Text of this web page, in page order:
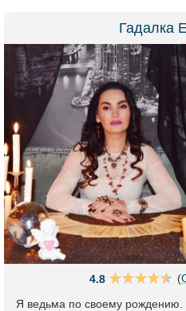
Гадалка
4.8 (
Я ведьма по своему рождению.